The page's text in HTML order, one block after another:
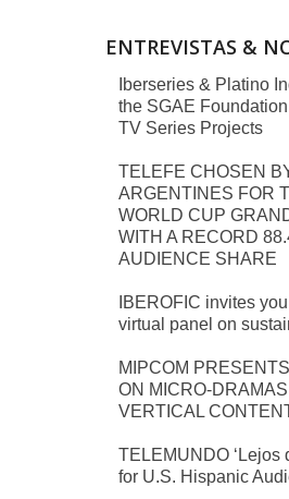
ENTREVISTAS &
Iberseries & Platino
the SGAE
TV Series Projects
TELEFE CHOSEN
ARGENTINES FOR
WORLD CUP
WITH A RECORD
AUDIENCE SHARE
IBEROFIC invites
virtual panel on
MIPCOM
ON MICRO-
VERTICAL
TELEMUNDO ‘Lejos
for U.S. Hispanic